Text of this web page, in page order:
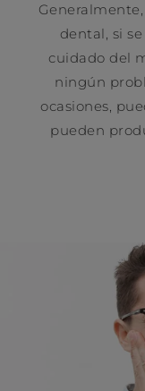
dental, si
cuidado del
ningún
ocasiones,
pueden